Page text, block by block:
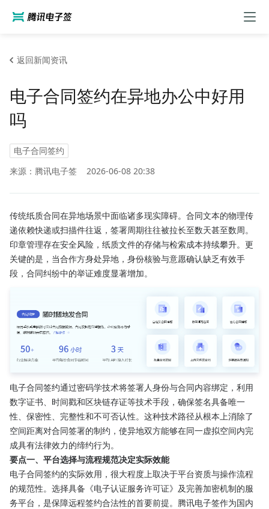
返回新闻资讯
电子合同签约在异地办公中好用
吗
电子合同签约
来源：腾讯电子签
2026-06-08 20:38
传统纸质合同在异地场景中面临诸多现实障碍。合同文本的物理传
递依赖快递或扫描件往返，签署周期往往被拉长至数天甚至数周。
印章管理存在安全风险，纸质文件的存储与检索成本持续攀升。更
关键的是，当合作方身处异地，身份核验与意愿确认缺乏有效手
段，合同纠纷中的举证难度显著增加。
电子合同签约通过密码学技术将签署人身份与合同内容绑定，利用
数字证书、时间戳和区块链存证等技术手段，确保签名具备唯一
性、保密性、完整性和不可否认性。这种技术路径从根本上消除了
空间距离对合同签署的制约，使异地双方能够在同一虚拟空间内完
成具有法律效力的缔约行为。
要点一、平台选择与流程规范决定实际效能
电子合同签约的实际效用，很大程度上取决于平台资质与操作流程
的规范性。选择具备《电子认证服务许可证》及完善加密机制的服
务平台，是保障远程签约合法性的首要前提。腾讯电子签作为国内